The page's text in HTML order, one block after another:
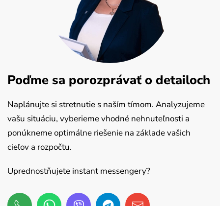
Poďme sa porozprávať o detailoch
Naplánujte si stretnutie s naším tímom. Analyzujeme
vašu situáciu, vyberieme vhodné nehnuteľnosti a
ponúkneme optimálne riešenie na základe vašich
cieľov a rozpočtu.
Uprednostňujete instant messengery?